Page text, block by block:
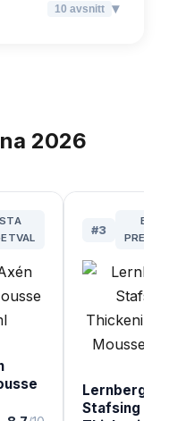
10 avsnitt ▾
2026
#3
Lernberger
Stafsing